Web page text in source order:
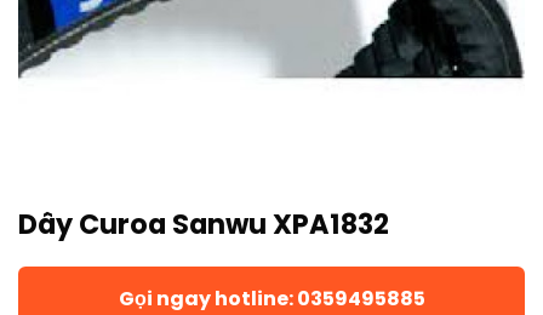
Dây Curoa Sanwu XPA1832
Gọi ngay hotline: 0359495885